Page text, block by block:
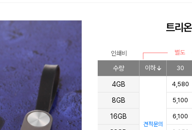
트리
인쇄비 별도
수량 이하 30
4GB
견적문의
4,580
8GB 5,100
16GB 6,100